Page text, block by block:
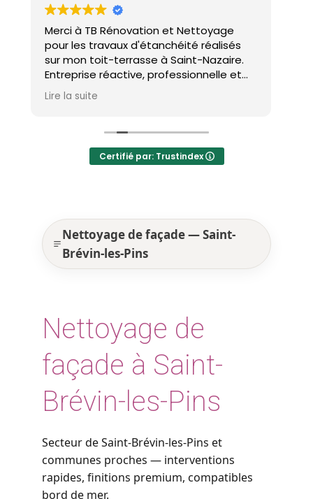
Merci à TB Rénovation et Nettoyage
pour les travaux d'étanchéité réalisés
sur mon toit-terrasse à Saint-Nazaire.
Entreprise réactive, professionnelle et
agréable. Le travail a été réalisé avec
soin et dans les délais. Je recommande
Lire la suite
Certifié par: Trustindex
Nettoyage de façade — Saint-
Brévin-les-Pins
Nettoyage de
façade à Saint-
Brévin-les-Pins
Secteur de Saint-Brévin-les-Pins et
communes proches — interventions
rapides, finitions premium, compatibles
bord de mer.